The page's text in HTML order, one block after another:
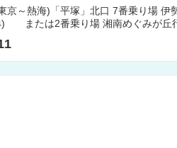
京～熱海)「平塚」北口 7番乗り場 伊
または2番乗り場 湘南めぐみが